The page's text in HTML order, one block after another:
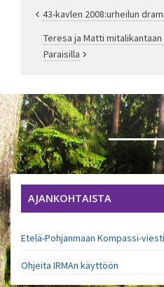
Artikkelien
selaus
43-kavlen 2008:urheilun
Teresa ja Matti
Paraisilla
AJANKOHTAISTA
Etelä-Pohjanmaan Kompassi-
Ohjeita IRMAn käyttöön